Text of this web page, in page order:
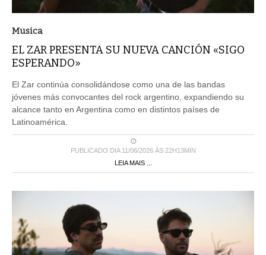
Musica
EL ZAR PRESENTA SU NUEVA CANCIÓN «SIGO
ESPERANDO»
El Zar continúa consolidándose como una de las bandas
jóvenes más convocantes del rock argentino, expandiendo su
alcance tanto en Argentina como en distintos países de
Latinoamérica.
PUBLICADO DIA 11/06/2026 ÀS 22H13MIN
LEIA MAIS ...